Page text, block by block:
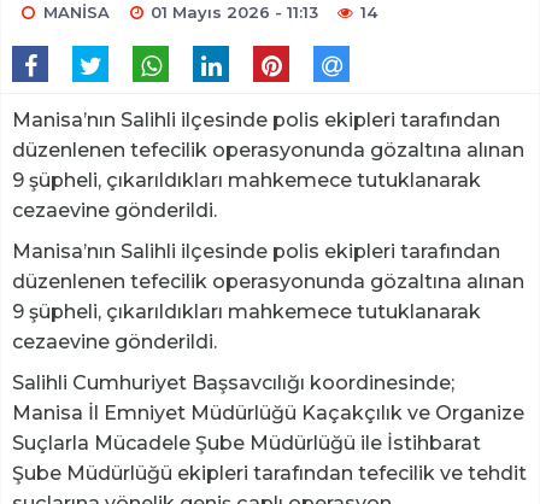
MANİSA 01 Mayıs 2026 - 11:13 14
Manisa’nın Salihli ilçesinde polis ekipleri tarafından
düzenlenen tefecilik operasyonunda gözaltına alınan
9 şüpheli, çıkarıldıkları mahkemece tutuklanarak
cezaevine gönderildi.
Manisa’nın Salihli ilçesinde polis ekipleri tarafından
düzenlenen tefecilik operasyonunda gözaltına alınan
9 şüpheli, çıkarıldıkları mahkemece tutuklanarak
cezaevine gönderildi.
Salihli Cumhuriyet Başsavcılığı koordinesinde;
Manisa İl Emniyet Müdürlüğü Kaçakçılık ve Organize
Suçlarla Mücadele Şube Müdürlüğü ile İstihbarat
Şube Müdürlüğü ekipleri tarafından tefecilik ve tehdit